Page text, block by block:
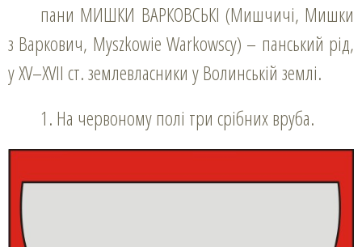
пани МИШКИ ВАРКОВСЬКІ (Мишчичі, Мишки
з Варкович, Myszkowie Warkowscy) – панський рід,
у XV–XVІI ст. землевласники у Волинській землі.
1. На червоному полі три срібних вруба.